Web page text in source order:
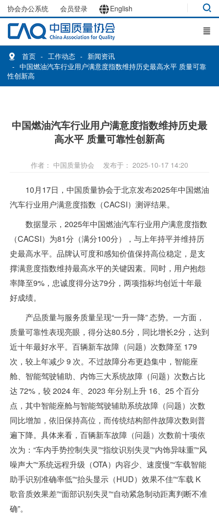
协会办公系统 会员登录 English
首页 工作动态
新闻资讯
中国燃油汽车行业用户满意度指数维持历史最高水平 质量可靠
性创新高
中国燃油汽车行业用户满意度指数维持历史最
高水平 质量可靠性创新高
作者： 中国质量协会 发布于： 2025-10-17 14:20
10月17日，中国质量协会于北京发布2025年中国燃油
汽车行业用户满意度指数（CACSI）测评结果。
数据显示，2025年中国燃油汽车行业用户满意度指数
（CACSI）为81分（满分100分），与上年持平并维持历
史最高水平。品牌认可度和感知价值保持高位稳定，是支
撑满意度指数维持最高水平的关键因素。同时，用户抱怨
率降至9%，忠诚度得分达79分，两项指标均创近十年最
好成绩。
产品质量与服务质量呈现“一升一降” 态势。一方面，
质量可靠性表现亮眼，得分达80.5分，同比增长2分，达到
近十年最好水平。百辆新车故障（问题）次数降至 179
次，较上年减少 9 次。不过故障分布更趋集中，智能座
舱、智能驾驶辅助、内饰三大系统故障（问题）次数占比
达 72%，较 2024 年、2023 年分别上升 16、25 个百分
点，其中智能座舱与智能驾驶辅助系统故障（问题）次数
同比增加，依旧保持高位，而传统结构部件故障次数则普
遍下降。具体来看，百辆新车故障（问题）次数前十项依
次为：“车内手势控制失灵”“指纹识别失灵”“内饰异味重”“风
噪声大”“系统远程升级（OTA）内容少、速度慢”“车载智能
助手识别准确率低”“抬头显示（HUD）效果不佳”“车载 K
歌音质效果差”“面部识别失灵”“自动紧急制动距离判断不准
确”。